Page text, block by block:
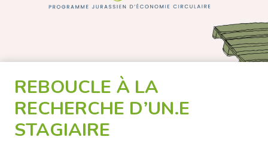
REBOUCLE À LA
RECHERCHE D’UN.E
STAGIAIRE